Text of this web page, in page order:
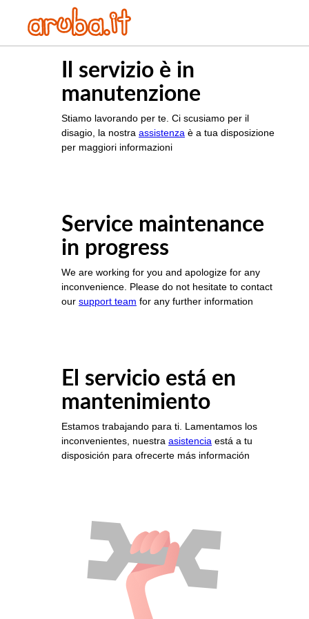
Il servizio è in
manutenzione
Stiamo lavorando per te. Ci scusiamo per il
disagio, la nostra assistenza è a tua disposizione
per maggiori informazioni
Service maintenance
in progress
We are working for you and apologize for any
inconvenience. Please do not hesitate to contact
our support team for any further information
El servicio está en
mantenimiento
Estamos trabajando para ti. Lamentamos los
inconvenientes, nuestra asistencia está a tu
disposición para ofrecerte más información